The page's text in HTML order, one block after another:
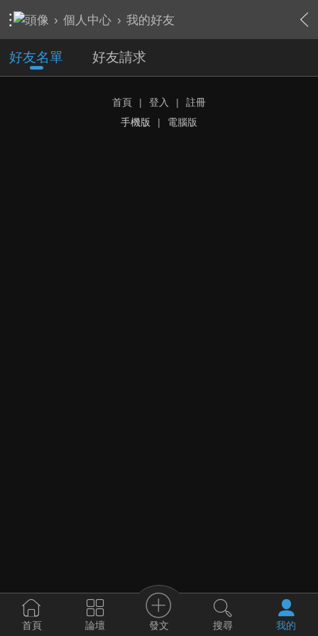
› 個人中心 › 我的好友
好友名單 好友請求
首頁 | 登入 |
註冊
手機版
| 電腦版
首頁 論壇 發文 搜尋 我的